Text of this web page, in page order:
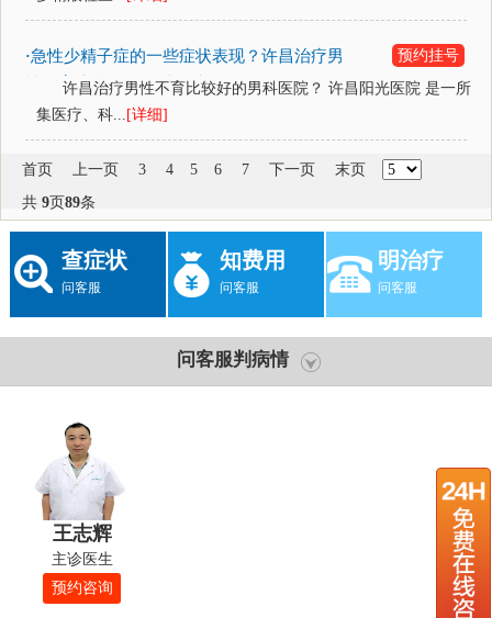
·急性少精子症的一些症状表现？许昌治疗男
性不育比较好的男科医院
预约挂号
许昌治疗男性不育比较好的男科医院？ 许昌阳光医院 是一所
集医疗、科... [详细]
首页 上一页 3 4 5 6 7 下一页
末页
共 9页89条
查症状
问客服
知费用
问客服
明治疗
问客服
问客服判病情
王志辉
主诊医生
预约咨询